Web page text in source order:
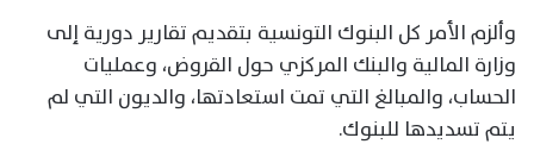
وألزم الأمر كل البنوك التونسية بتقديم تقارير دورية إلى
وزارة المالية والبنك المركزي حول القروض، وعمليات
الحساب، والمبالغ التي تمت استعادتها، والديون التي لم
يتم تسديدها للبنوك.